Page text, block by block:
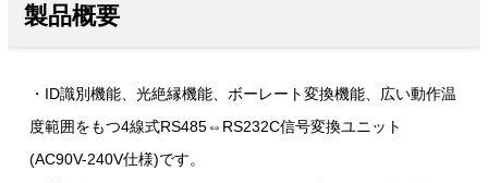
製品概要
・ID識別機能、光絶縁機能、ボーレート変換機能、広い動作温
度範囲をもつ4線式RS485⇔RS232C信号変換ユニット
(AC90V-240V仕様)です。